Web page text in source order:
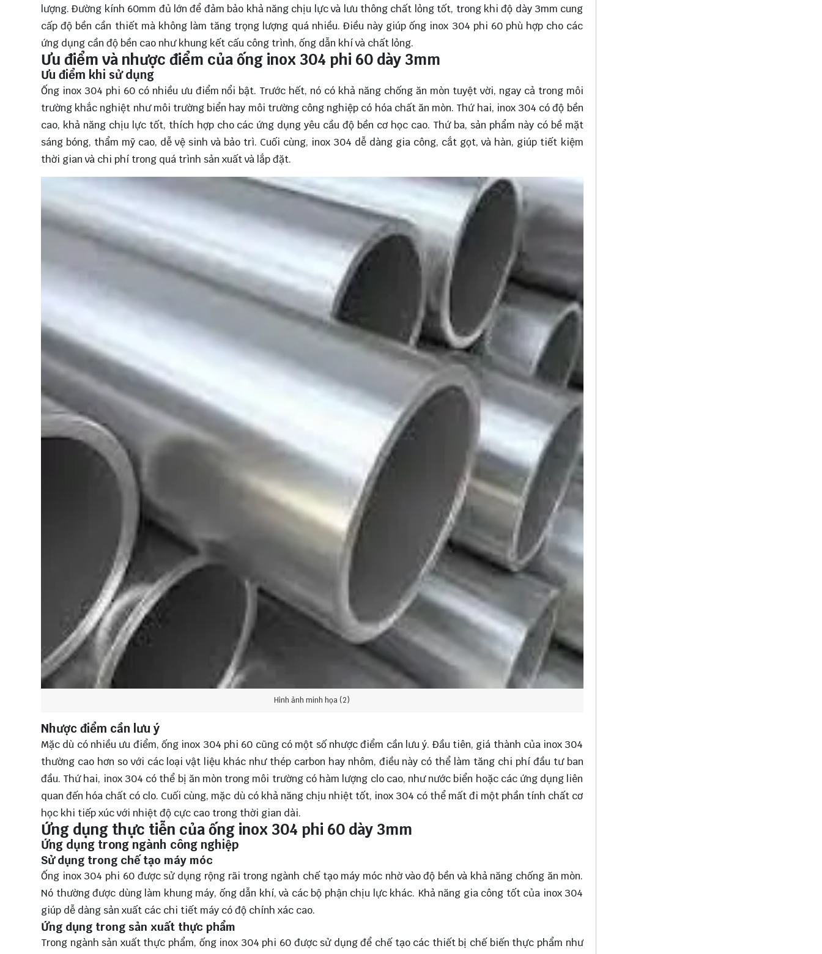
lượng. Đường kính 60mm đủ lớn để đảm bảo khả năng chịu lực và lưu thông chất lỏng tốt, trong khi độ dày 3mm cung
cấp độ bền cần thiết mà không làm tăng trọng lượng quá nhiều. Điều này giúp ống inox 304 phi 60 phù hợp cho các
ứng dụng cần độ bền cao như khung kết cấu công trình, ống dẫn khí và chất lỏng.
Ưu điểm và nhược điểm của ống inox 304 phi 60 dày 3mm
Ưu điểm khi sử dụng
Ống inox 304 phi 60 có nhiều ưu điểm nổi bật. Trước hết, nó có khả năng chống ăn mòn tuyệt vời, ngay cả trong môi
trường khắc nghiệt như môi trường biển hay môi trường công nghiệp có hóa chất ăn mòn. Thứ hai, inox 304 có độ bền
cao, khả năng chịu lực tốt, thích hợp cho các ứng dụng yêu cầu độ bền cơ học cao. Thứ ba, sản phẩm này có bề mặt
sáng bóng, thẩm mỹ cao, dễ vệ sinh và bảo trì. Cuối cùng, inox 304 dễ dàng gia công, cắt gọt, và hàn, giúp tiết kiệm
thời gian và chi phí trong quá trình sản xuất và lắp đặt.
Hình ảnh minh họa (2)
Nhược điểm cần lưu ý
Mặc dù có nhiều ưu điểm, ống inox 304 phi 60 cũng có một số nhược điểm cần lưu ý. Đầu tiên, giá thành của inox 304
thường cao hơn so với các loại vật liệu khác như thép carbon hay nhôm, điều này có thể làm tăng chi phí đầu tư ban
đầu. Thứ hai, inox 304 có thể bị ăn mòn trong môi trường có hàm lượng clo cao, như nước biển hoặc các ứng dụng liên
quan đến hóa chất có clo. Cuối cùng, mặc dù có khả năng chịu nhiệt tốt, inox 304 có thể mất đi một phần tính chất cơ
học khi tiếp xúc với nhiệt độ cực cao trong thời gian dài.
Ứng dụng thực tiễn của ống inox 304 phi 60 dày 3mm
Ứng dụng trong ngành công nghiệp
Sử dụng trong chế tạo máy móc
Ống inox 304 phi 60 được sử dụng rộng rãi trong ngành chế tạo máy móc nhờ vào độ bền và khả năng chống ăn mòn.
Nó thường được dùng làm khung máy, ống dẫn khí, và các bộ phận chịu lực khác. Khả năng gia công tốt của inox 304
giúp dễ dàng sản xuất các chi tiết máy có độ chính xác cao.
Ứng dụng trong sản xuất thực phẩm
Trong ngành sản xuất thực phẩm, ống inox 304 phi 60 được sử dụng để chế tạo các thiết bị chế biến thực phẩm như